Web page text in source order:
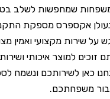
שמחפשות לשלב בטיחות
אקספרס מספקת התקנה
מקצועי ואמין מצוות
למוצר איכותי ושירות
לשירותכם ונשמח לספק